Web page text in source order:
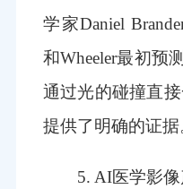
学家Daniel
和Wheeler最初预
通过光的碰撞直
提供了明确的证据
5. AI医学影